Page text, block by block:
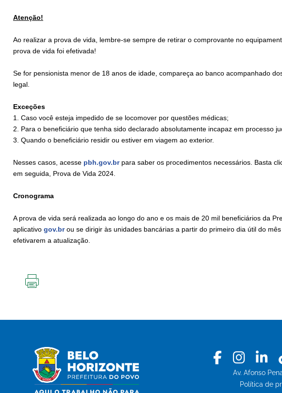
Atenção!
Ao realizar a prova de vida, lembre-se sempre de retirar o comprovante no
prova de vida foi efetivada!
Se for pensionista menor de 18 anos de idade, compareça ao banco acompanhado
legal.
Exceções
1. Caso você esteja impedido de se locomover por questões médicas;
2. Para o beneficiário que tenha sido declarado absolutamente incapaz em processo
3. Quando o beneficiário residir ou estiver em viagem ao exterior.
Nesses casos, acesse pbh.gov.brpara saber os procedimentos necessários. Basta
em seguida, Prova de Vida 2024.
Cronograma
A prova de vida será realizada ao longo do ano e os mais de 20 mil beneficiários da
aplicativo gov.brou se dirigir às unidades bancárias a partir do primeiro dia útil do
efetivarem a atualização.
Av. Afonso
Política de